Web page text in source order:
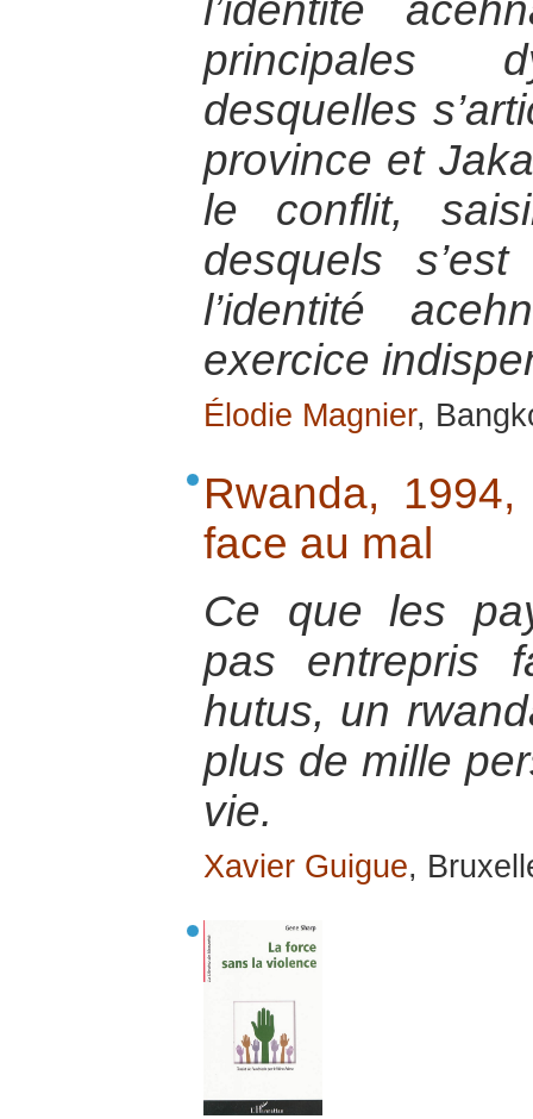
l’identité
principales
desquelles
province et
le conflit,
desquels
l’identité
exercice
Élodie Magnier,
Rwanda,
face au mal
Ce que les
pas entrepris
hutus, un
plus de mille
vie.
Xavier Guigue,